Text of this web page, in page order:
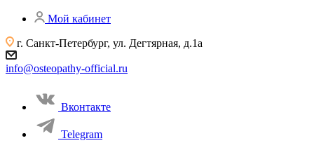
Мой кабинет
г. Санкт-Петербург, ул. Дегтярная, д.1а
info@osteopathy-official.ru
Вконтакте
Telegram